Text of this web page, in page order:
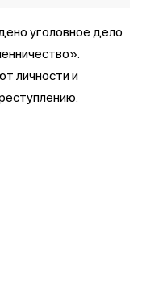
уголовное дело
личности и